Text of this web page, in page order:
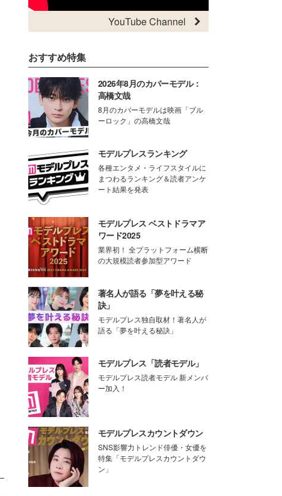
YouTube Channel
おすすめ特集
2026年8月のカバーモデル：
高橋文哉
8月のカバーモデルは映画「ブル
ーロック」の高橋文哉
モデルプレスランキング
各種エンタメ・ライフスタイルに
まつわるランキング＆読者アンケ
ート結果を発表
モデルプレス ベストドラマア
ワード2025
業界初！ 全プラットフォーム横断
の大規模読者参加型アワード
著名人が語る「夢を叶える秘
訣」
モデルプレス独自取材！著名人が
語る「夢を叶える秘訣」
モデルプレス「読者モデル」
モデルプレス読者モデル 新メンバ
ー加入！
モデルプレスカウントダウン
SNS影響力トレンド俳優・女優を
特集「モデルプレスカウントダウ
ン」